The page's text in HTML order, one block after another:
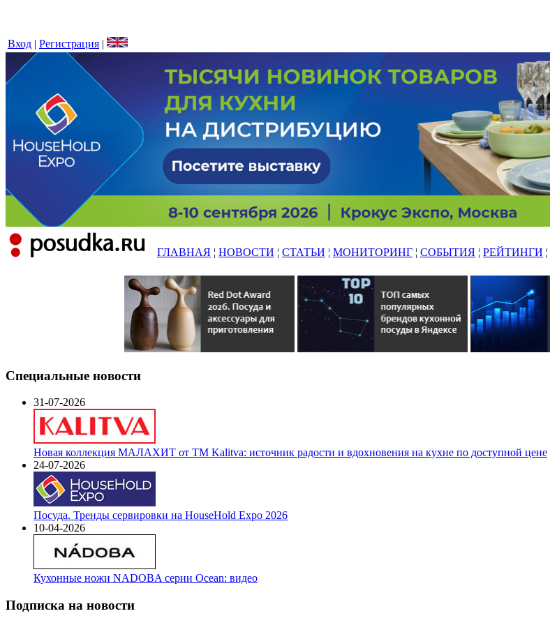
Вход | Регистрация |
ГЛАВНАЯ ¦ НОВОСТИ ¦ СТАТЬИ ¦ МОНИТОРИНГ ¦ СОБЫТИЯ ¦ РЕЙТИНГИ ¦
Специальные новости
31-07-2026
Новая коллекция МАЛАХИТ от ТМ Kalitva: источник радости и вдохновения на кухне по доступной цене
24-07-2026
Посуда. Тренды сервировки на HouseHold Expo 2026
10-04-2026
Кухонные ножи NADOBA серии Ocean: видео
Подписка на новости